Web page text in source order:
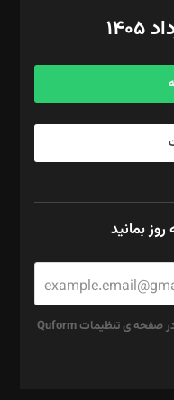
بمانید
برای استفاده از ریکپچا بایستی کلید API را در صفحه ی تنظیمات Quform